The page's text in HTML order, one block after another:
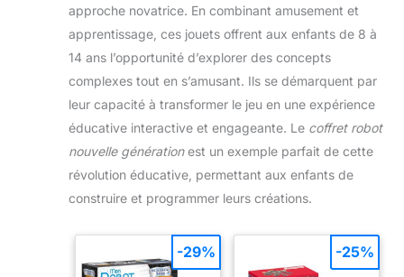
approche novatrice. En combinant amusement et
apprentissage, ces jouets offrent aux enfants de 8 à
14 ans l’opportunité d’explorer des concepts
complexes tout en s’amusant. Ils se démarquent par
leur capacité à transformer le jeu en une expérience
éducative interactive et engageante. Le coffret robot
nouvelle générationest un exemple parfait de cette
révolution éducative, permettant aux enfants de
construire et programmer leurs créations.
-29% -25%